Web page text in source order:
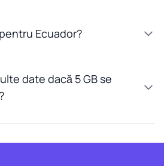
Ecuador?
date dacă 5 GB se